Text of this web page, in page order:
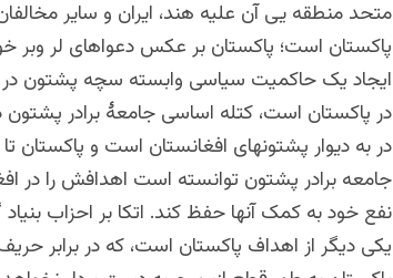
متحد منطقه یی آن علیه هند، ایران و سایر
پاکستان است؛ پاکستان بر عکس دعواهای لر وبر
ایجاد یک حاکمیت سیاسی وابسته سچه پشتون در
در پاکستان است، کتله اساسی جامعۀ برادر پشتون
در به دیوار پشتونهای افغانستان است و پاکستان
جامعه برادر پشتون توانسته است اهدافش را در
نفع خود به کمک آنها حفظ کند. اتکا بر احزاب
یکی دیگر از اهداف پاکستان است، که در برابر